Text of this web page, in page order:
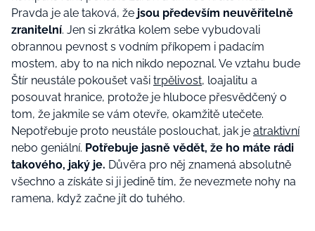
Pravda je ale taková, že jsou především neuvěřitelně
zranitelní. Jen si zkrátka kolem sebe vybudovali
obrannou pevnost s vodním příkopem i padacím
mostem, aby to na nich nikdo nepoznal. Ve vztahu bude
Štír neustále pokoušet vaši trpělivost, loajalitu a
posouvat hranice, protože je hluboce přesvědčený o
tom, že jakmile se vám otevře, okamžitě utečete.
Nepotřebuje proto neustále poslouchat, jak je atraktivní
nebo geniální. Potřebuje jasně vědět, že ho máte rádi
takového, jaký je. Důvěra pro něj znamená absolutně
všechno a získáte si ji jedině tím, že nevezmete nohy na
ramena, když začne jít do tuhého.